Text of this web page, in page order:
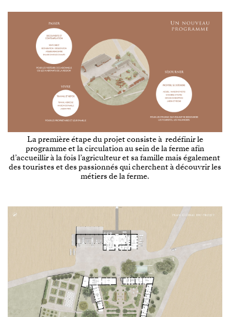
La première étape du projet consiste à redéfinir le
programme et la circulation au sein de la ferme afin
d’accueillir à la fois l’agriculteur et sa famille mais également
des touristes et des passionnés qui cherchent à découvrir les
métiers de la ferme.